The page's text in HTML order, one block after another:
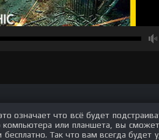
означает что всё будет
компьютера или планшета, вы
Так что вам всегда будет